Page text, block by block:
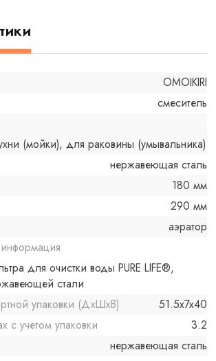
OMOIKIRI
смеситель
(мойки), для раковины (умывальника)
нержавеющая сталь
180 мм
290 мм
аэратор
для очистки воды PURE LIFE®,
стали
упаковки (ДхШхВ)
51.5x7x40
с учетом упаковки
3.2
нержавеющая сталь